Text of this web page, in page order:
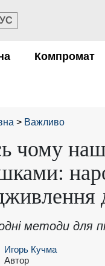
Компромат
Важливо
чому
методи для
Игорь Кучма
Автор